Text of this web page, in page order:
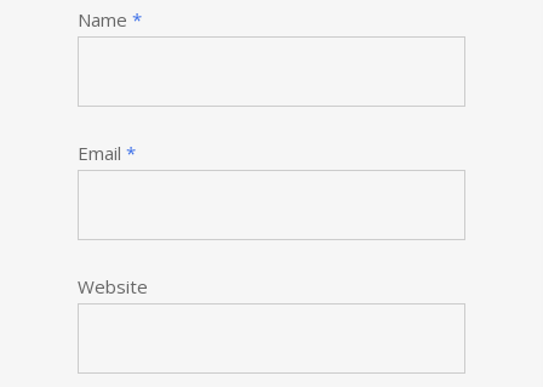
Name *
Email *
Website